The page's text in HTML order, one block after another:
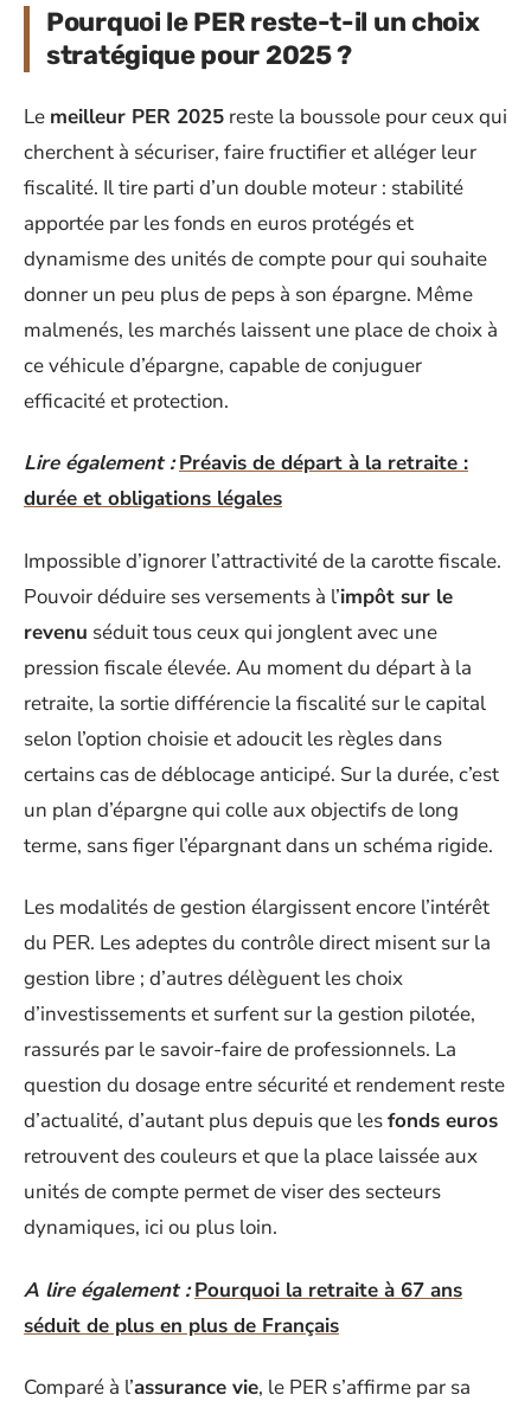
Pourquoi le PER reste-t-il un choix
stratégique pour 2025 ?
Le meilleur PER 2025 reste la boussole pour ceux qui
cherchent à sécuriser, faire fructifier et alléger leur
fiscalité. Il tire parti d’un double moteur : stabilité
apportée par les fonds en euros protégés et
dynamisme des unités de compte pour qui souhaite
donner un peu plus de peps à son épargne. Même
malmenés, les marchés laissent une place de choix à
ce véhicule d’épargne, capable de conjuguer
efficacité et protection.
Lire également : Préavis de départ à la retraite :
durée et obligations légales
Impossible d’ignorer l’attractivité de la carotte fiscale.
Pouvoir déduire ses versements à l’impôt sur le
revenu séduit tous ceux qui jonglent avec une
pression fiscale élevée. Au moment du départ à la
retraite, la sortie différencie la fiscalité sur le capital
selon l’option choisie et adoucit les règles dans
certains cas de déblocage anticipé. Sur la durée, c’est
un plan d’épargne qui colle aux objectifs de long
terme, sans figer l’épargnant dans un schéma rigide.
Les modalités de gestion élargissent encore l’intérêt
du PER. Les adeptes du contrôle direct misent sur la
gestion libre ; d’autres délèguent les choix
d’investissements et surfent sur la gestion pilotée,
rassurés par le savoir-faire de professionnels. La
question du dosage entre sécurité et rendement reste
d’actualité, d’autant plus depuis que lesfonds euros
retrouvent des couleurs et que la place laissée aux
unités de compte permet de viser des secteurs
dynamiques, ici ou plus loin.
A lire également : Pourquoi la retraite à 67 ans
séduit de plus en plus de Français
Comparé à l’assurance vie, le PER s’affirme par sa